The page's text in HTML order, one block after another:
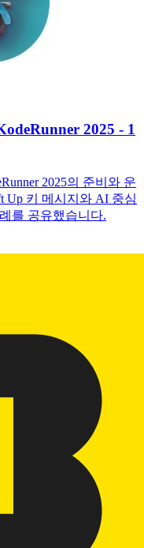
2025 - 1
2025의 준비와 운
Up 키 메시지와 AI 중심
를 공유했습니다.